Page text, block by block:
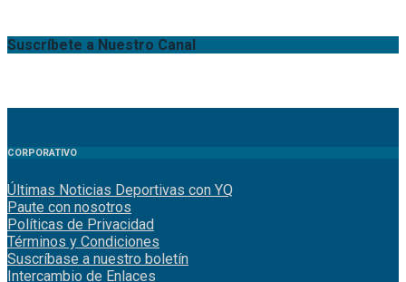
Suscríbete a Nuestro Canal
CORPORATIVO
Últimas Noticias Deportivas con YQ
Paute con nosotros
Políticas de Privacidad
Términos y Condiciones
Suscríbase a nuestro boletín
Intercambio de Enlaces